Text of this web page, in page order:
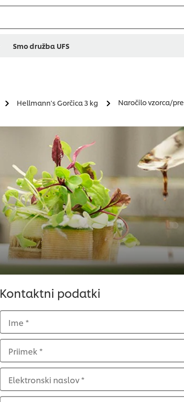
Smo družba UFS
Hellmann's Gorčica 3 kg Naročilo vzorca/
Kontaktni podatki
Ime *
Priimek *
Elektronski naslov*